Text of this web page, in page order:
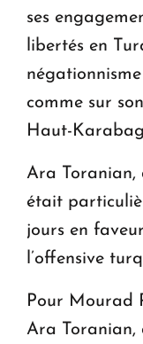
ses
libertés en
comme sur
Haut-
Ara Toranian,
était
jours en
l’offensive
Pour Mourad
Ara Toranian,